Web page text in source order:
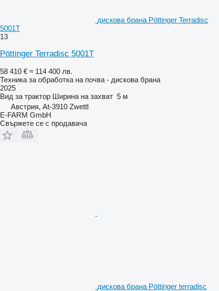
дискова брана Pöttinger Terradisc
5001T
13
Pöttinger Terradisc 5001T
58 410 € ≈ 114 400 лв.
Техника за обработка на почва - дискова брана
2025
Вид за трактор Ширина на захват 5 м
Австрия, At-3910 Zwettl
E-FARM GmbH
Свържете се с продавача
дискова брана Pöttinger terradisc